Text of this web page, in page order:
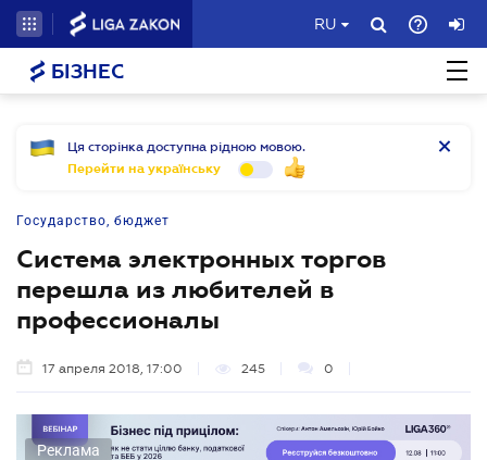
RU
БІЗНЕС
Ця сторінка доступна рідною мовою.
Перейти на українську
Государство, бюджет
Система электронных торгов
перешла из любителей в
профессионалы
17 апреля 2018, 17:00 245 0
Реклама